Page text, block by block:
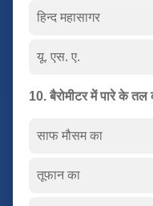
हिन्द महासागर
यू. एस. ए.
10. बैरोमीटर में पारे के
साफ मौसम का
तूफान का